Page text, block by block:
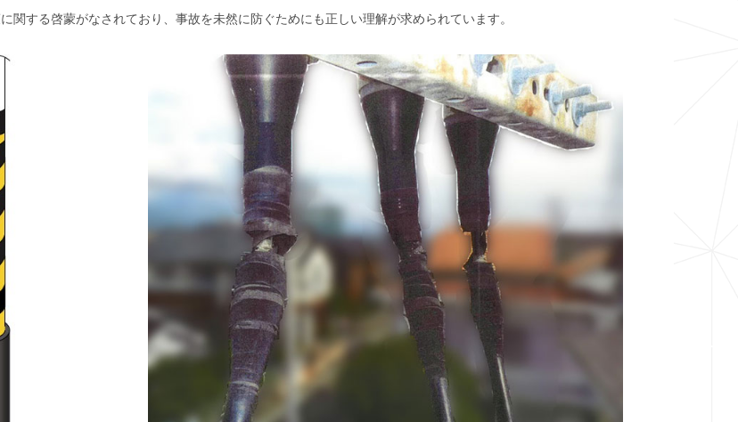
する啓蒙がなされており、事故を未然に防ぐためにも正しい理解が求められています。